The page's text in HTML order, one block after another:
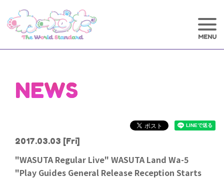
NEWS
2017.03.03 [Fri]
"WASUTA Regular Live" WASUTA Land Wa-5
"Play Guides General Release Reception Starts